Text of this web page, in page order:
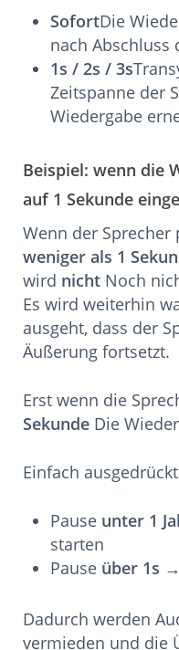
SofortDie
nach Abschluss
1s / 2s / 3s
Zeitspanne der
Wiedergabe
Beispiel: wenn die
auf 1 Sekunde
Wenn der
weniger als 1
wird nicht Noch
Es wird weiterhin
ausgeht, dass der
Äußerung fortsetzt.
Erst wenn die
Sekunde Die
Einfach
Pause unter 1
starten
Pause über 1s
Dadurch werden
vermieden und die